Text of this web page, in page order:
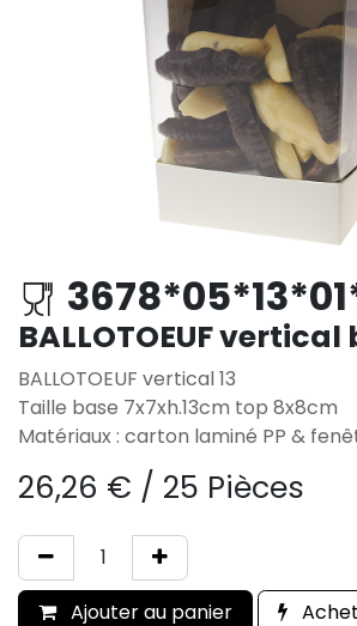
BALLOTOEUF vertical
BALLOTOEUF vertical 13
Taille base 7x7xh.13cm top 8x8cm
Matériaux : carton laminé PP &
26,26 € / 25 Pièces
Ajouter au panier